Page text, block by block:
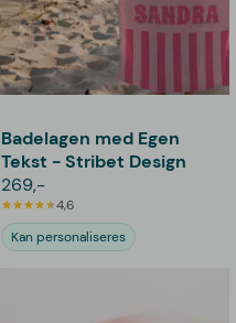
Badelagen med Egen
Tekst - Stribet Design
269,-
4,6
Kan personaliseres